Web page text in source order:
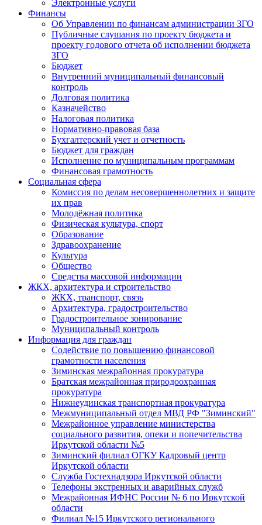
Электронные услуги
Финансы
Об Управлении по финансам администрации ЗГО
Публичные слушания по проекту бюджета и
проекту годового отчета об исполнении бюджета
ЗГО
Бюджет
Внутренний муниципальный финансовый
контроль
Долговая политика
Казначейство
Налоговая политика
Нормативно-правовая база
Бухгалтерский учет и отчетность
Бюджет для граждан
Исполнение по муниципальным программам
Финансовая грамотность
Социальная сфера
Комиссия по делам несовершеннолетних и защите
их прав
Молодёжная политика
Физическая культура, спорт
Образование
Здравоохранение
Культура
Общество
Средства массовой информации
ЖКХ, архитектура и строительство
ЖКХ, транспорт, связь
Архитектура, градостроительство
Градостроительное зонирование
Муниципальный контроль
Информация для граждан
Содействие по повышению финансовой
грамотности населения
Зиминская межрайонная прокуратура
Братская межрайонная природоохранная
прокуратура
Нижнеудинская транспортная прокуратура
Межмуниципальный отдел МВД РФ "Зиминский"
Межрайонное управление министерства
социального развития, опеки и попечительства
Иркутской области №5
Зиминский филиал ОГКУ Кадровый центр
Иркутской области
Служба Гостехнадзора Иркутской области
Телефоны экстренных и аварийных служб
Межрайонная ИФНС России № 6 по Иркутской
области
Филиал №15 Иркутского регионального